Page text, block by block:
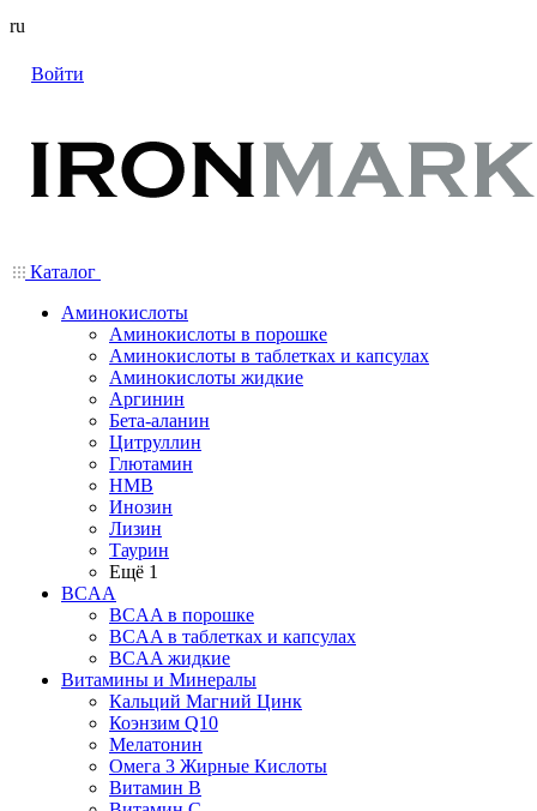
ru
Войти
Каталог
Аминокислоты
Аминокислоты в порошке
Аминокислоты в таблетках и капсулах
Аминокислоты жидкие
Аргинин
Бета-аланин
Цитруллин
Глютамин
HMB
Инозин
Лизин
Таурин
Ещё 1
BCAA
BCAA в порошке
BCAA в таблетках и капсулах
BCAA жидкие
Витамины и Минералы
Кальций Магний Цинк
Коэнзим Q10
Мелатонин
Омега 3 Жирные Кислоты
Витамин B